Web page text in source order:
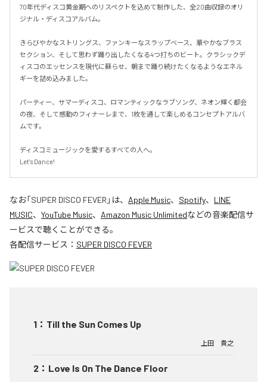
70年代ディスコ黄金期へのリスペクトを込めて制作した、全20曲収録のオリ
ジナル・ディスコアルバム。
きらびやかなストリングス、ファンキーなスラップベース、華やかなブラス
セクション、そして思わず踊り出したくなる4つ打ちのビート。クラシックデ
ィスコのエッセンスを現代に蘇らせ、朝まで踊り続けたくなるようなエネル
ギーを詰め込みました。
パーティー、サマーディスコ、ロマンティックなラブソング、ネオン輝く都会
の夜、そして感動のフィナーレまで、1枚を通して楽しめるコンセプトアルバ
ムです。
ディスコミュージックを愛するすべての人へ。
Let's Dance!
なお「SUPER DISCO FEVER 」は、 Apple Music、 Spotify、 LINE
MUSIC、 YouTube Music、 Amazon Music Unlimitedなどの音楽配信サ
ービスで聴くことができる。
各配信サービス： SUPER DISCO FEVER
1 ： Till the Sun Comes Up
上田 貴之
2 ： Love Is On The Dance Floor